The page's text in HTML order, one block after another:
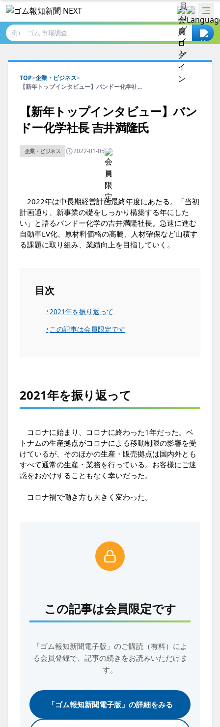
例）
TOP>企業・ビジネス>
【新年トップインタビュー】バンドー化学社...
【新年トップインタビュー】バン
ドー化学社長 吉井満隆氏
企業・ビジネス 2022-01-05
2022年は中長期経営計画最終年度にあたる。「当初
計画通り、新事業の礎をしっかり構築する年にした
い」と語るバンドー化学の吉井満隆社長。急速に進む
自動車EV化、原材料価格の高騰、人材確保など山積す
る課題に取り組み、業績向上を目指していく。
目次
2021年を振り返って
この記事は会員限定です
2021年を振り返って
コロナに始まり、コロナに終わった1年だった。ベ
トナムの生産拠点がコロナによる移動制限の影響を受
けているが、そのほかの生産・販売拠点は国内外とも
すべて通常の生産・業務を行っている。お客様にご迷
惑をおかけすることもなく幸いだった。
コロナ禍で働き方も大きく変わった。
この記事は会員限定です
「ゴム報知新聞電子版」のご購読（有料）によ
る会員登録で、 記事の続きをお読みいただけま
す。
「ゴム報知新聞電子版」の詳細をみる